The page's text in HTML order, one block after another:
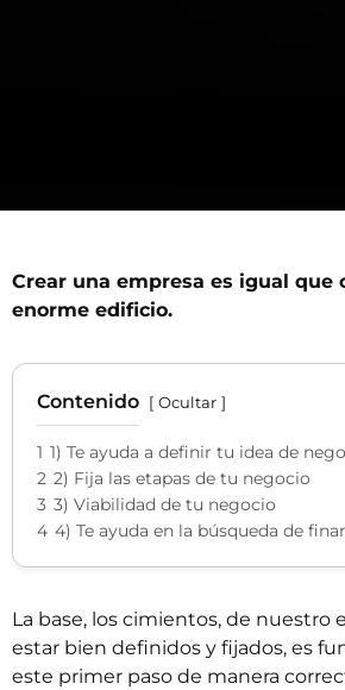
Crear una empresa es igual que
enorme edificio.
Contenido Ocultar
1 1) Te ayuda a definir tu idea de
2 2) Fija las etapas de tu negocio
3 3) Viabilidad de tu negocio
4 4) Te ayuda en la búsqueda de
La base, los cimientos, de nuestro
estar bien definidos y fijados, es
este primer paso de manera